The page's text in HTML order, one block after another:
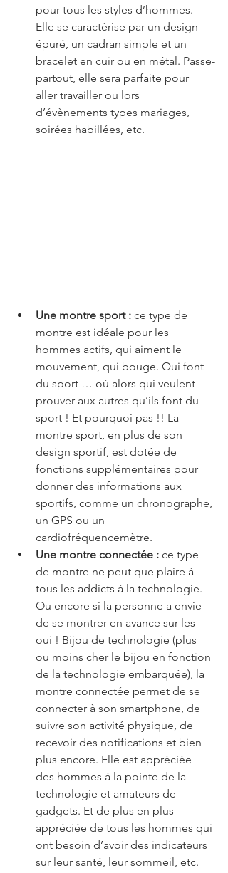
pour tous les styles d’hommes.
Elle se caractérise par un design
épuré, un cadran simple et un
bracelet en cuir ou en métal. Passe-
partout, elle sera parfaite pour
aller travailler ou lors
d’évènements types mariages,
soirées habillées, etc.
Une montre sport : ce type de
montre est idéale pour les
hommes actifs, qui aiment le
mouvement, qui bouge. Qui font
du sport … où alors qui veulent
prouver aux autres qu’ils font du
sport ! Et pourquoi pas !! La
montre sport, en plus de son
design sportif, est dotée de
fonctions supplémentaires pour
donner des informations aux
sportifs, comme un chronographe,
un GPS ou un
cardiofréquencemètre.
Une montre connectée : ce type
de montre ne peut que plaire à
tous les addicts à la technologie.
Ou encore si la personne a envie
de se montrer en avance sur les
oui ! Bijou de technologie (plus
ou moins cher le bijou en fonction
de la technologie embarquée), la
montre connectée permet de se
connecter à son smartphone, de
suivre son activité physique, de
recevoir des notifications et bien
plus encore. Elle est appréciée
des hommes à la pointe de la
technologie et amateurs de
gadgets. Et de plus en plus
appréciée de tous les hommes qui
ont besoin d’avoir des indicateurs
sur leur santé, leur sommeil, etc.